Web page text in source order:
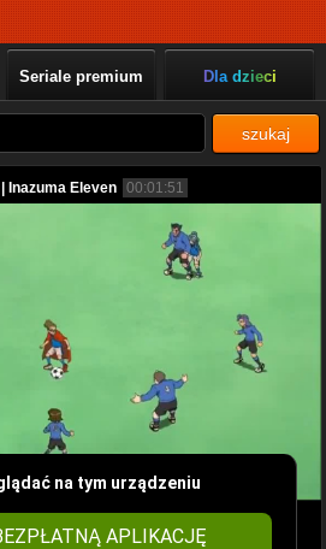
Seriale premium Dla dzieci
szukaj
Inazuma Eleven 00:01:51
na tym urządzeniu
APLIKACJĘ